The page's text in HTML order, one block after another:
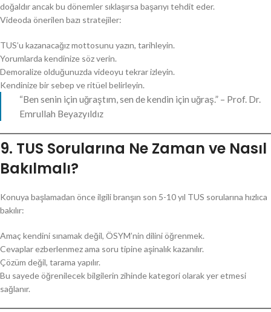
doğaldır ancak bu dönemler sıklaşırsa başarıyı tehdit eder.
Videoda önerilen bazı stratejiler:
TUS’u kazanacağız mottosunu yazın, tarihleyin.
Yorumlarda kendinize söz verin.
Demoralize olduğunuzda videoyu tekrar izleyin.
Kendinize bir sebep ve ritüel belirleyin.
“Ben senin için uğraştım, sen de kendin için uğraş.” – Prof. Dr.
Emrullah Beyazyıldız
9. TUS Sorularına Ne Zaman ve Nasıl
Bakılmalı?
Konuya başlamadan önce ilgili branşın son 5-10 yıl TUS sorularına hızlıca
bakılır:
Amaç kendini sınamak değil, ÖSYM’nin dilini öğrenmek.
Cevaplar ezberlenmez ama soru tipine aşinalık kazanılır.
Çözüm değil, tarama yapılır.
Bu sayede öğrenilecek bilgilerin zihinde kategori olarak yer etmesi
sağlanır.